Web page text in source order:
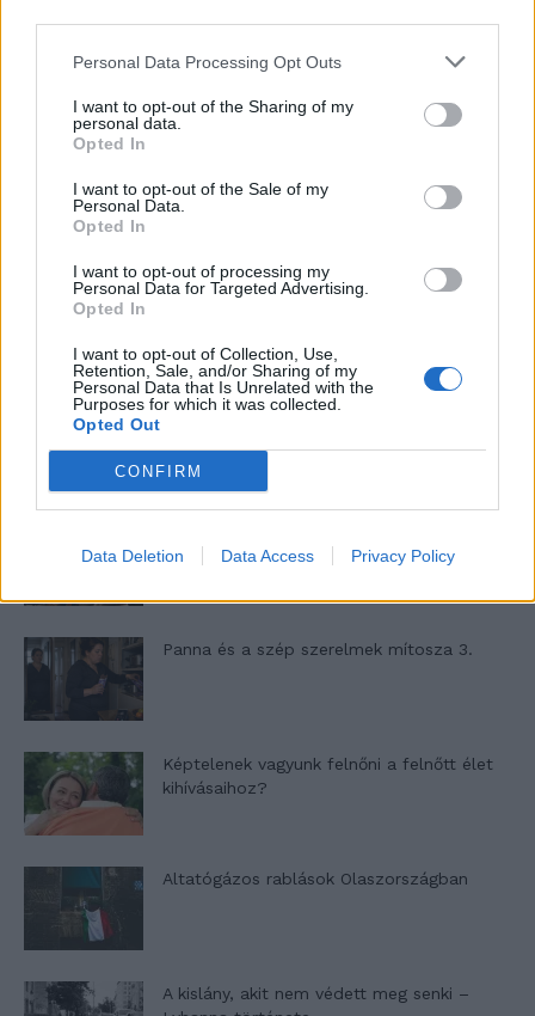
Personal Data Processing Opt Outs
I want to opt-out of the Sharing of my
personal data.
Opted In
I want to opt-out of the Sale of my
Personal Data.
Opted In
I want to opt-out of processing my
Personal Data for Targeted Advertising.
Opted In
I want to opt-out of Collection, Use,
Retention, Sale, and/or Sharing of my
Personal Data that Is Unrelated with the
Purposes for which it was collected.
Opted Out
CONFIRM
Data Deletion Data Access Privacy Policy
A legidegesítőbb kifejezések laza
gyűjteménye
Elyna Robbs: Adéle és az örökölt árnyak
13. rész
Panna és a szép szerelmek mítosza 3.
Képtelenek vagyunk felnőni a felnőtt élet
kihívásaihoz?
Altatógázos rablások Olaszországban
A kislány, akit nem védett meg senki –